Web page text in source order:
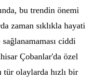
bu trendin önemi
zaman sıklıkla hayati
ciddi
Çobanlar'da özel
olaylarda hızlı bir